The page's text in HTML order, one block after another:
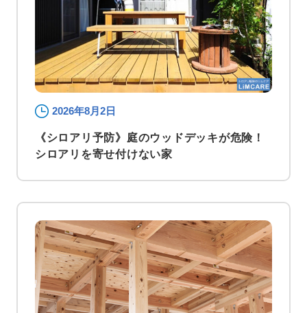
2026年8月2日
《シロアリ予防》庭のウッドデッキが危険！
シロアリを寄せ付けない家